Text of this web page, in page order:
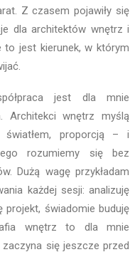
Z czasem pojawiły się
dla architektów wnętrz i
to jest kierunek, w którym
jest dla mnie
Architekci wnętrz myślą
światłem, proporcją – i
rozumiemy się bez
Dużą wagę przykładam
każdej sesji: analizuję
projekt, świadomie buduję
wnętrz to dla mnie
się jeszcze przed